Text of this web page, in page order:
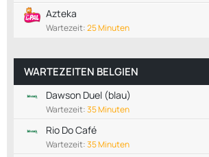
Azteka
Wartezeit:25 Minuten
WARTEZEITEN BELGIEN
Dawson Duel (blau)
Wartezeit:35 Minuten
Rio Do Café
Wartezeit:35 Minuten